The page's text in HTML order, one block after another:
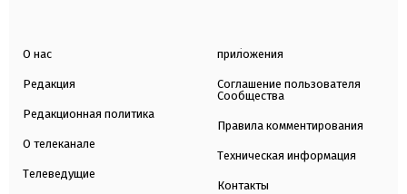
О нас
Редакция
Редакционная политика
О телеканале
Телеведущие
приложения
Соглашение пользователя
Сообщества
Правила комментирования
Техническая информация
Контакты